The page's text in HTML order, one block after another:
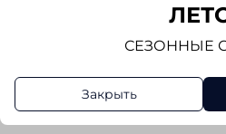
В корзину
СЕЗОННЫЕ
Закрыть